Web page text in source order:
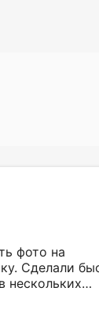
фото на
Сделали
нескольких